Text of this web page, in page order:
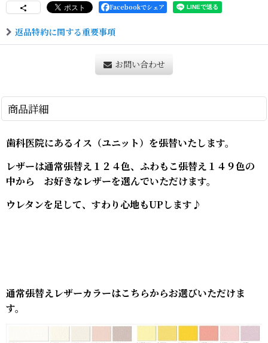
Facebookでシェア
返品特約に関する重要事項
お問い合わせ
商品詳細
歯科医院にあるイス（ユニット）を張替いたします。
レザーは通常張替え１２４色、ふわもこ張替え１４９色の
中から お好きなレザーを選んでいただけます。
ウレタンを足して、すわり心地もUPします♪
通常張替えレザーカラーはこちらからお選びいただけま
す。